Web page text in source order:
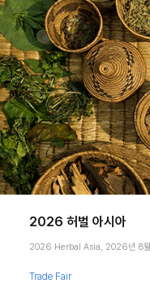
2026 허벌 아시아
2026 Herbal Asia, 2026년 8
Trade Fair